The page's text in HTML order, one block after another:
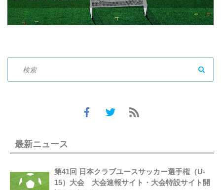
最新ニュース
第41回 日本クラブユースサッカー選手権（U-
15）大会 大会速報サイト・大会特設サイト開